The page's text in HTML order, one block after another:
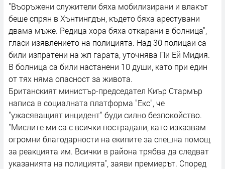
"Въоръжени служители бяха мобилизирани и влакът
беше спрян в Хънтингдън, където бяха арестувани
двама мъже. Редица хора бяха откарани в болница",
гласи изявлението на полицията. Над 30 полицаи са
били изпратени на жп гарата, уточнява Пи Ей Мидия.
В болница са били настанени 10 души, като при един
от тях няма опасност за живота.
Британският министър-председател Киър Стармър
написа в социалната платформа "Екс", че
"ужасяващият инцидент" буди силно безпокойство.
"Мислите ми са с всички пострадали, като изказвам
огромни благодарности на екипите за спешна помощ
за реакцията им. Всички в района трябва да следват
указанията на полицията", заяви премиерът. Според